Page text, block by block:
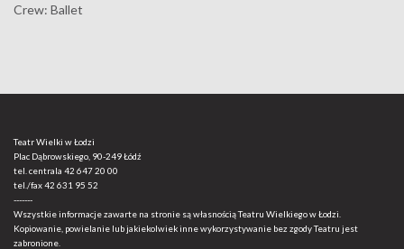
Crew: Ballet
Teatr Wielki w Łodzi
Plac Dąbrowskiego, 90-249 Łódź
tel. centrala 42 647 20 00
tel./fax42 631 95 52
-------
Wszystkie informacje zawarte na stronie są własnością Teatru Wielkiego w Łodzi.
Kopiowanie, powielanie lub jakiekolwiek inne wykorzystywanie bez zgody Teatru jest
zabronione.